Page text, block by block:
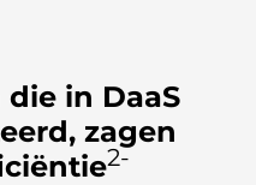
in DaaS
zagen
2-